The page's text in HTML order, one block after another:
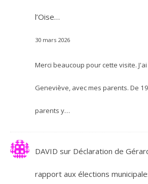
l’Oise…
30 mars 2026
Merci beaucoup pour cette visite.
Geneviève, avec mes parents. De
parents y…
DAVID sur Déclaration de
rapport aux élections